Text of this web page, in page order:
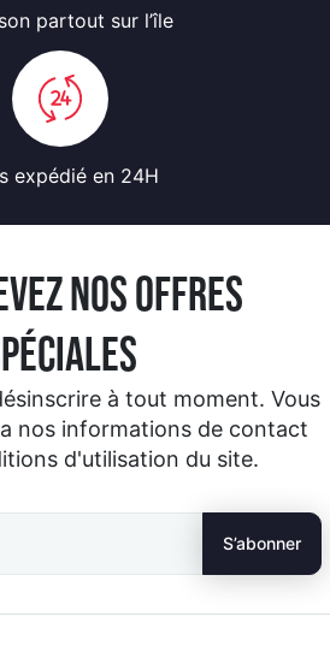
partout sur l’île
expédié en 24H
nos offres
à tout moment. Vous
nos informations de contact
d'utilisation du site.